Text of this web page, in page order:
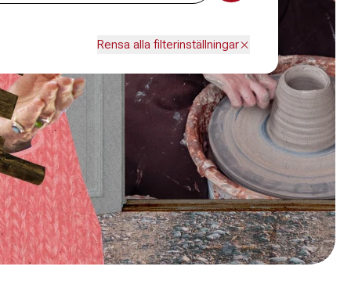
Rensa alla filterinställningar